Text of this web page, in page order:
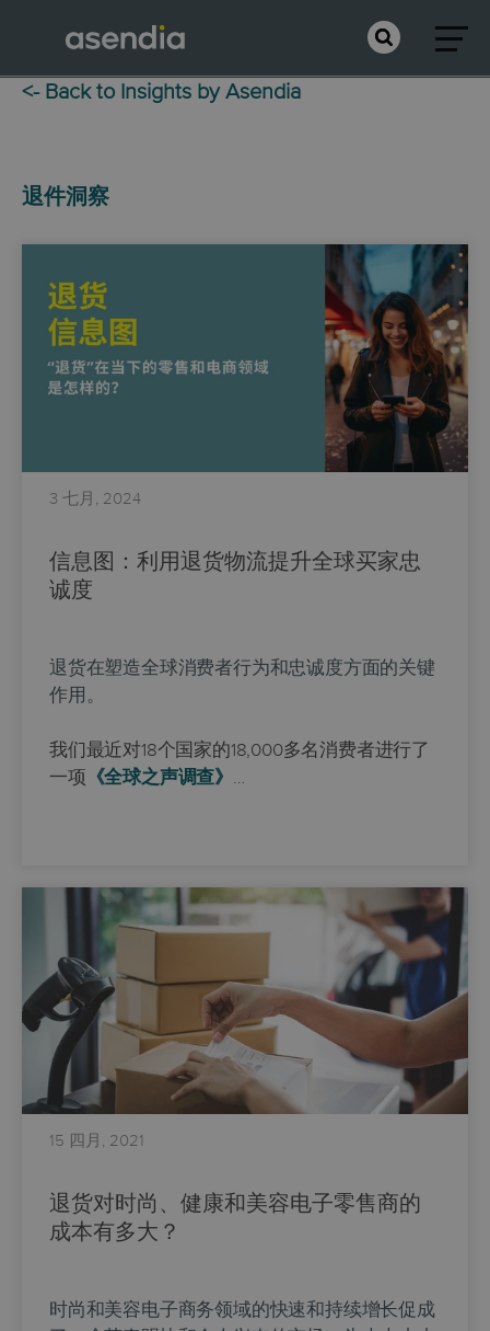
<- Back to Insights by Asendia
退件洞察
3 七月, 2024
信息图：利用退货物流提升全球买家忠
诚度
退货在塑造全球消费者行为和忠诚度方面的关键
作用。
我们最近对18个国家的18,000多名消费者进行了
一项 《全球之声调查》 …
15 四月, 2021
退货对时尚、健康和美容电子零售商的
成本有多大？
时尚和美容电子商务领域的快速和持续增长促成